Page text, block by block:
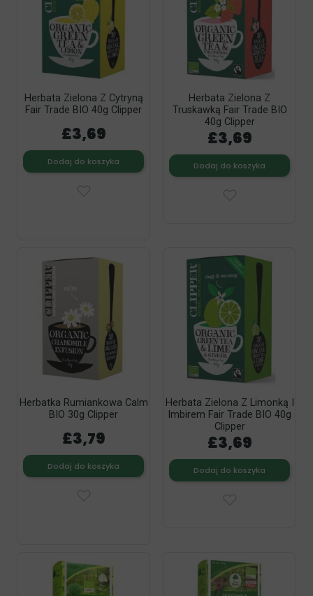
Herbata Zielona Z Cytryną
Fair Trade BIO 40g Clipper
£3,69
Dodaj do koszyka
Herbata Zielona Z
Truskawką Fair Trade BIO
40g Clipper
£3,69
Dodaj do koszyka
Herbatka Rumiankowa Calm
BIO 30g Clipper
£3,79
Dodaj do koszyka
Herbata Zielona Z Limonką I
Imbirem Fair Trade BIO 40g
Clipper
£3,69
Dodaj do koszyka